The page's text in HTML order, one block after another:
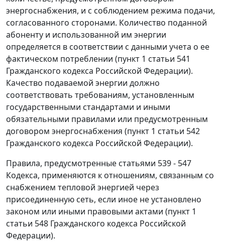
энергоснабжения, и с соблюдением режима подачи,
согласованного сторонами. Количество поданной
абоненту и использованной им энергии
определяется в соответствии с данными учета о ее
фактическом потреблении (пункт 1 статьи 541
Гражданского кодекса Российской Федерации).
Качество подаваемой энергии должно
соответствовать требованиям, установленным
государственными стандартами и иными
обязательными правилами или предусмотренным
договором энергоснабжения (пункт 1 статьи 542
Гражданского кодекса Российской Федерации).
Правила, предусмотренные статьями 539 - 547
Кодекса, применяются к отношениям, связанным со
снабжением тепловой энергией через
присоединенную сеть, если иное не установлено
законом или иными правовыми актами (пункт 1
статьи 548 Гражданского кодекса Российской
Федерации).